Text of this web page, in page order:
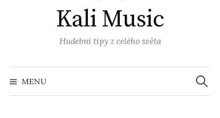
Kali Music
Hudební tipy z celého světa
MENU